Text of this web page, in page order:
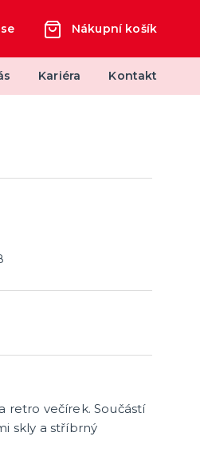
Nákupní košík
Kariéra Kontakt
retro večírek. Součástí
skly a stříbrný